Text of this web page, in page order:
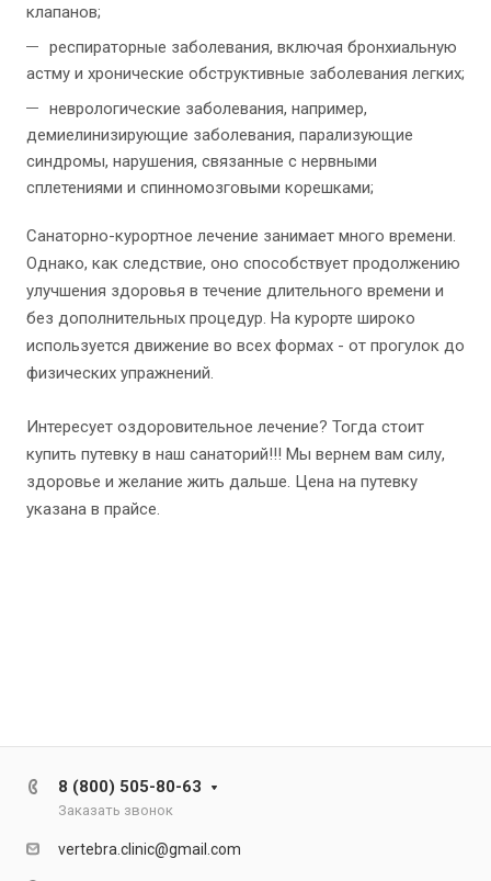
клапанов;
респираторные заболевания, включая бронхиальную
астму и хронические обструктивные заболевания легких;
неврологические заболевания, например,
демиелинизирующие заболевания, парализующие
синдромы, нарушения, связанные с нервными
сплетениями и спинномозговыми корешками;
Санаторно-курортное лечение занимает много времени.
Однако, как следствие, оно способствует продолжению
улучшения здоровья в течение длительного времени и
без дополнительных процедур. На курорте широко
используется движение во всех формах - от прогулок до
физических упражнений.
Интересует оздоровительное лечение? Тогда стоит
купить путевку в наш санаторий!!! Мы вернем вам силу,
здоровье и желание жить дальше. Цена на путевку
указана в прайсе.
8 (800) 505-80-63
Заказать звонок
vertebra.clinic@gmail.com